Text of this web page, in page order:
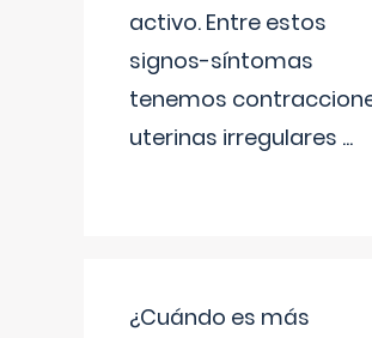
activo. Entre estos
signos-síntomas
tenemos
uterinas irregulares ...
¿Cuándo es más